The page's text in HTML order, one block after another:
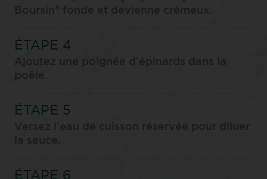
Boursin
fonde et devienne crémeux.
Ajoutez une poignée d'épinards dans la
poêle.
Versez l'eau de cuisson réservée pour diluer
la sauce.